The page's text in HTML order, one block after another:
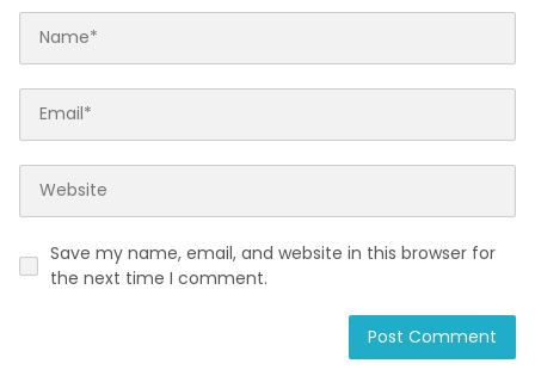
Save my name, email, and website in this browser for
the next time I comment.